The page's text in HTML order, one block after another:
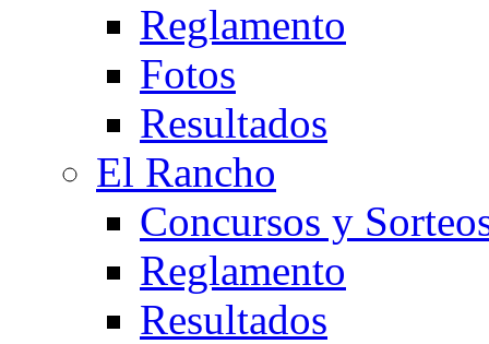
Reglamento
Fotos
Resultados
El Rancho
Concursos y
Reglamento
Resultados